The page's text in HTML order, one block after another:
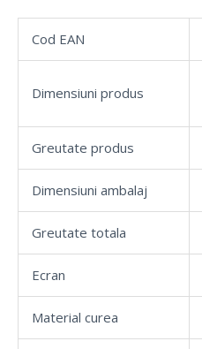
Cod EAN
Dimensiuni produs
Greutate produs
Dimensiuni ambalaj
Greutate totala
Ecran
Material curea